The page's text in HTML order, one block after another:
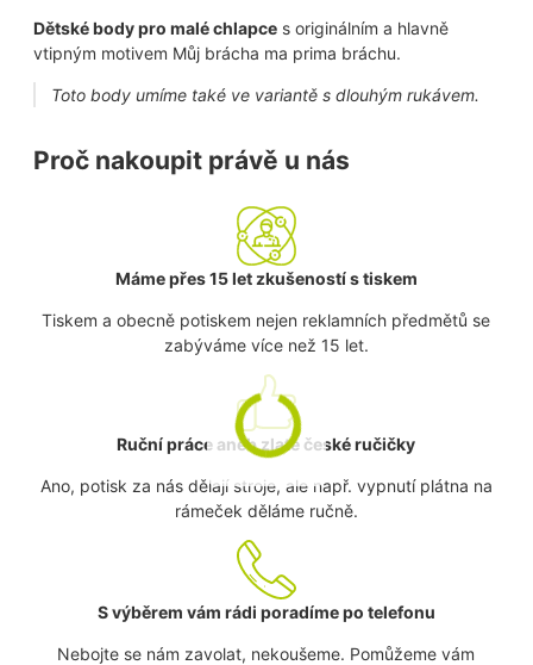
Dětské body pro malé chlapce s originálním a hlavně
vtipným motivem Můj brácha ma prima bráchu.
Toto body umíme také ve variantě s dlouhým rukávem.
Proč nakoupit právě u nás
Máme přes 15 let zkušeností s tiskem
Tiskem a obecně potiskem nejen reklamních předmětů se
zabýváme více než 15 let.
Ruční práce aneb zlaté české ručičky
Ano, potisk za nás dělají stroje, ale např. vypnutí plátna na
rámeček děláme ručně.
S výběrem vám rádi poradíme po telefonu
Nebojte se nám zavolat, nekoušeme. Pomůžeme vám